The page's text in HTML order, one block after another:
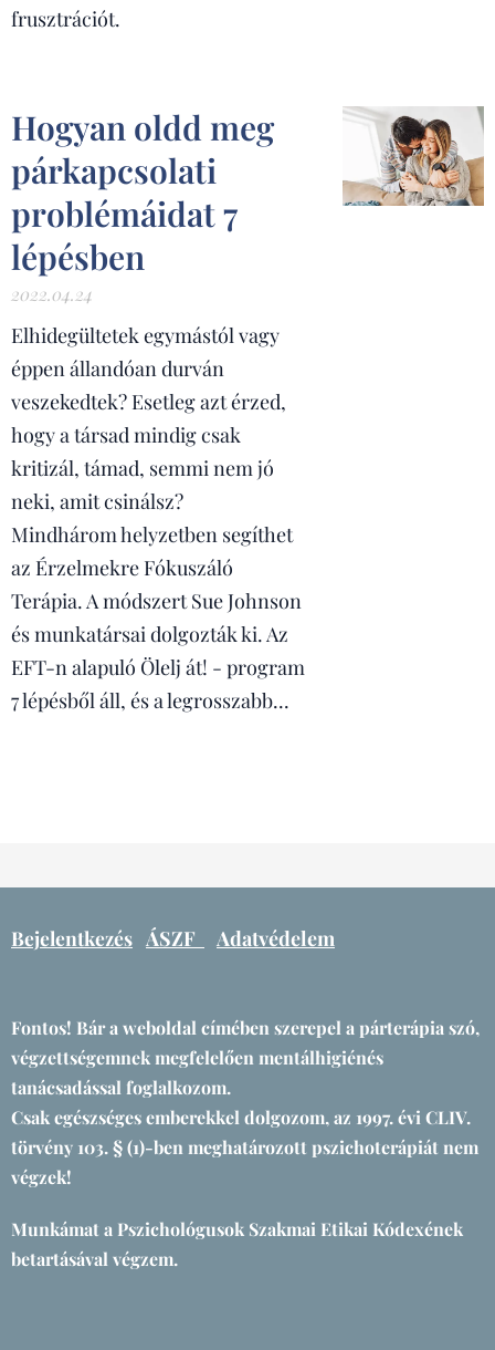
frusztrációt.
Hogyan oldd meg
párkapcsolati
problémáidat 7
lépésben
2022.04.24
Elhidegültetek egymástól vagy
éppen állandóan durván
veszekedtek? Esetleg azt érzed,
hogy a társad mindig csak
kritizál, támad, semmi nem jó
neki, amit csinálsz?
Mindhárom helyzetben segíthet
az Érzelmekre Fókuszáló
Terápia. A módszert Sue Johnson
és munkatársai dolgozták ki. Az
EFT-n alapuló Ölelj át! - program
7 lépésből áll, és a legrosszabb...
Bejelentkezés ÁSZF Adatvédelem
Fontos! Bár a weboldal címében szerepel a párterápia szó,
végzettségemnek megfelelően mentálhigiénés
tanácsadással foglalkozom.
Csak egészséges emberekkel dolgozom, az 1997. évi CLIV.
törvény 103. § (1)-ben meghatározott pszichoterápiát nem
végzek!
Munkámat a Pszichológusok Szakmai Etikai Kódexének
betartásával végzem.